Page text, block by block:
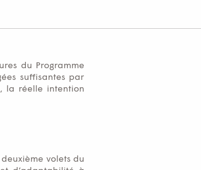
du Programme
suffisantes par
la réelle intention
volets du